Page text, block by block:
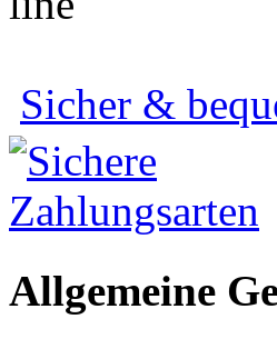
Sicher &
Allgemeine